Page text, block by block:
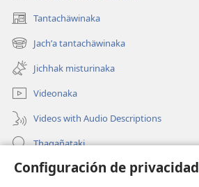
Configuración de privacidad
Tantachäwinaka
(opens
new
window)
Jachʼa tantachäwinaka
(opens
new
window)
Jichhak misturinaka
Videonaka
Videos with Audio Descriptions
Thaqañataki
Oraqpachat yatiyäwinaka